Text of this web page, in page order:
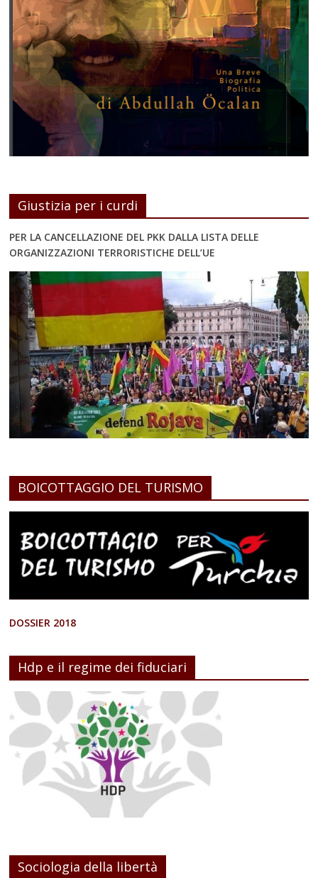
Giustizia per i curdi
PER LA CANCELLAZIONE DEL PKK DALLA LISTA DELLE
ORGANIZZAZIONI TERRORISTICHE DELL’UE
BOICOTTAGGIO DEL TURISMO
DOSSIER 2018
Hdp e il regime dei fiduciari
Sociologia della libertà